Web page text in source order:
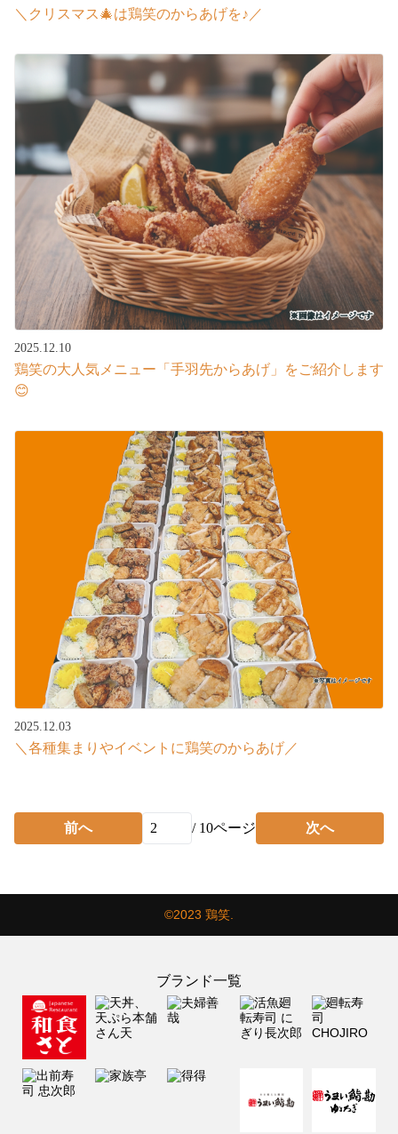
＼クリスマス🎄は鶏笑のからあげを♪／
2025.12.10
鶏笑の大人気メニュー「手羽先からあげ」をご紹介します
😊
2025.12.03
＼各種集まりやイベントに鶏笑のからあげ／
前へ / 10ページ 次へ
©2023 鶏笑.
ブランド一覧